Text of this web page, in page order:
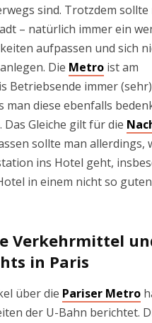
sind. Trotzdem sollte
– natürlich immer ein
aufpassen und sich
Die Metro ist am
Betriebsende immer
man diese ebenfalls
Gleiche gilt für die
sollte man allerdings,
ins Hotel geht,
in einem nicht so
Verkehrmittel
in Paris
über die Pariser Metro
der U-Bahn berichtet.